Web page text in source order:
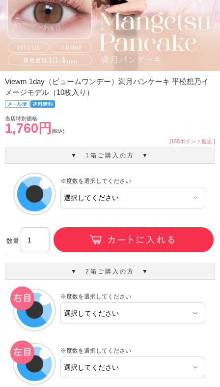
Viewm 1day（ビュームワンデー）満月パンケーキ 平松想乃イ
メージモデル（10枚入り）
当店特別価格
1,760円 (税込)
[160ポイント進呈 ]
▼ 1箱ご購入の方 ▼
※度数を選択してください
数量
▼ 2箱ご購入の方 ▼
※度数を選択してください
※度数を選択してください